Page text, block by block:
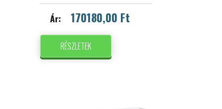
Ár: 170180,00 Ft
RÉSZLETEK